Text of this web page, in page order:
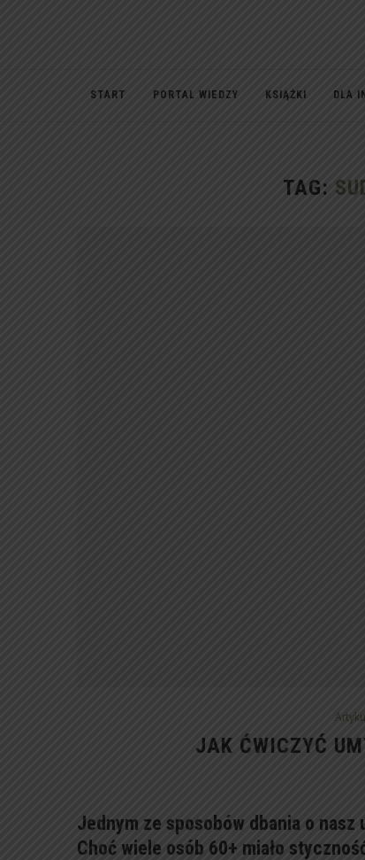
START PORTAL WIEDZY KSIĄŻKI DLA
TAG:
JAK ĆWICZYĆ
Jednym ze sposobów dbania o nasz
Choć wiele osób 60+ miało